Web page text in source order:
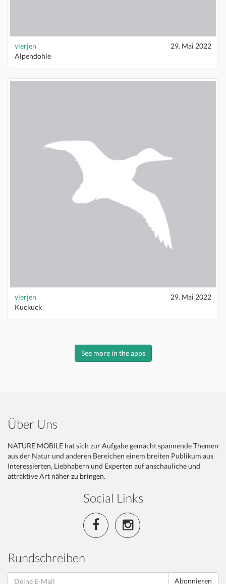
ylerjen
29. Mai 2022
Alpendohle
ylerjen
29. Mai 2022
Kuckuck
See more in the apps
Über Uns
NATURE MOBILE hat sich zur Aufgabe gemacht spannende Themen
aus der Natur und anderen Bereichen einem breiten Publikum aus
Interessierten, Liebhabern und Experten auf anschauliche und
attraktive Art näher zu bringen.
Social Links
Rundschreiben
Abonnieren